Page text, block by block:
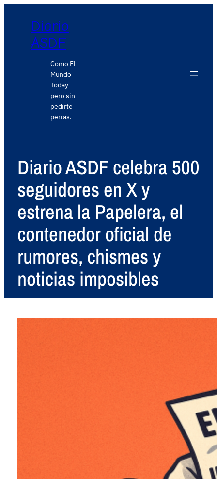
Diario
ASDF
Como El
Mundo
Today
pero sin
pedirte
perras.
Diario ASDF celebra 500
seguidores en X y
estrena la Papelera, el
contenedor oficial de
rumores, chismes y
noticias imposibles